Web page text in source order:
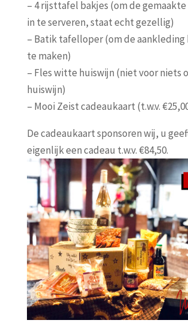
– 4 rijsttafel bakjes (om de
in te serveren, staat echt gezellig)
– Batik tafelloper (om de aankleding
te maken)
– Fles witte huiswijn (niet voor niets
huiswijn)
– Mooi Zeist cadeaukaart (t.w.v.
De cadeaukaart sponsoren wij, u
eigenlijk een cadeau t.w.v. €84,50.